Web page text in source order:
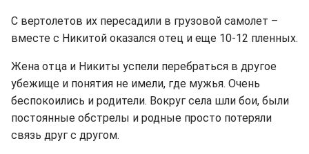
С вертолетов их пересадили в грузовой самолет –
вместе с Никитой оказался отец и еще 10-12 пленных.
Жена отца и Никиты успели перебраться в другое
убежище и понятия не имели, где мужья. Очень
беспокоились и родители. Вокруг села шли бои, были
постоянные обстрелы и родные просто потеряли
связь друг с другом.